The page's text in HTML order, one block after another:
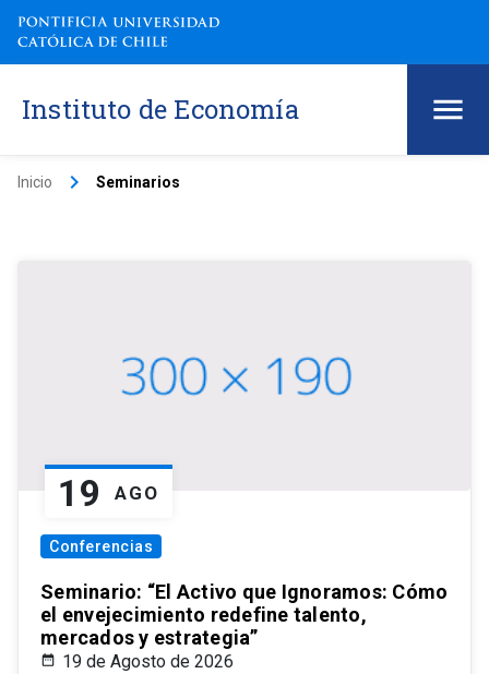
Instituto de Economía
Inicio keyboard_arrow_right Seminarios
19 AGO
Conferencias
Seminario: “El Activo que Ignoramos: Cómo
el envejecimiento redefine talento,
mercados y estrategia”
19 de Agosto de 2026